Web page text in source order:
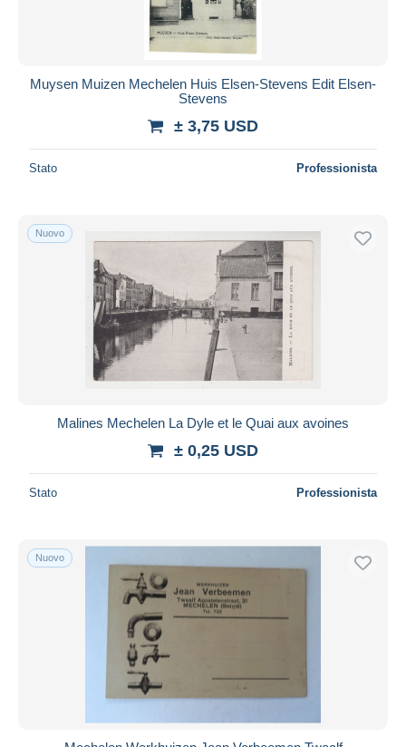
Muysen Muizen Mechelen Huis Elsen-Stevens Edit Elsen-
Stevens
± 3,75 USD
Stato Professionista
Nuovo
Malines Mechelen La Dyle et le Quai aux avoines
± 0,25 USD
Stato Professionista
Nuovo